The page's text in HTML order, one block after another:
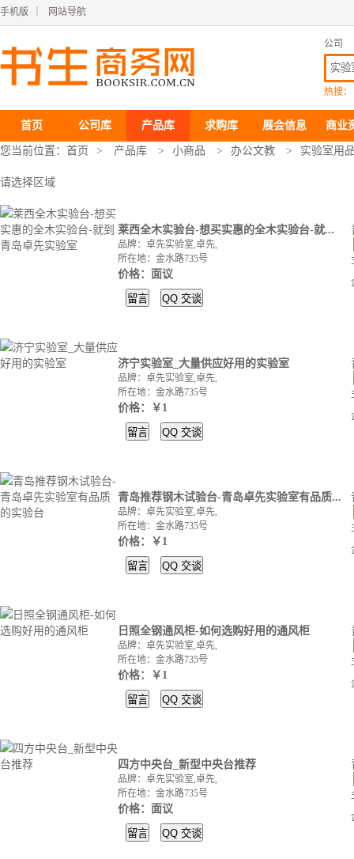
手机版 网站导航
公司
热搜：
首页 公司库 产品库 求购库 展会信息 商业
您当前位置： 首页 > 产品库 > 小商品 > 办公文教 > 实验室用
请选择区域
莱西全木实验台-想买实惠的全木实验台-就...
品牌：卓先实验室,卓先,
所在地：金水路735号
价格：面议
留言 QQ 交谈
济宁实验室_大量供应好用的实验室
品牌：卓先实验室,卓先,
所在地：金水路735号
价格：￥1
留言 QQ 交谈
青岛推荐钢木试验台-青岛卓先实验室有品质...
品牌：卓先实验室,卓先,
所在地：金水路735号
价格：￥1
留言 QQ 交谈
日照全钢通风柜-如何选购好用的通风柜
品牌：卓先实验室,卓先,
所在地：金水路735号
价格：￥1
留言 QQ 交谈
四方中央台_新型中央台推荐
品牌：卓先实验室,卓先,
所在地：金水路735号
价格：面议
留言 QQ 交谈